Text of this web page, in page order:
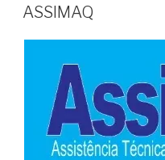
ASSIMAQ